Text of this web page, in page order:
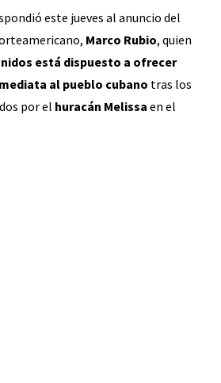
este jueves al anuncio del
Marco Rubio, quien
está dispuesto a ofrecer
al pueblo cubano tras los
por el huracán Melissa en el